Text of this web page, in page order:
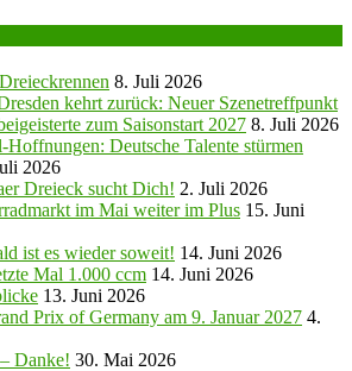
8. Juli 2026
kehrt zurück: Neuer Szenetreffpunkt
zum Saisonstart 2027 8. Juli 2026
Deutsche Talente stürmen
2026
Dreieck sucht Dich! 2. Juli 2026
im Mai weiter im Plus 15. Juni
ist es wieder soweit! 14. Juni 2026
Mal 1.000 ccm 14. Juni 2026
13. Juni 2026
Prix of Germany am 9. Januar 2027 4.
Danke! 30. Mai 2026